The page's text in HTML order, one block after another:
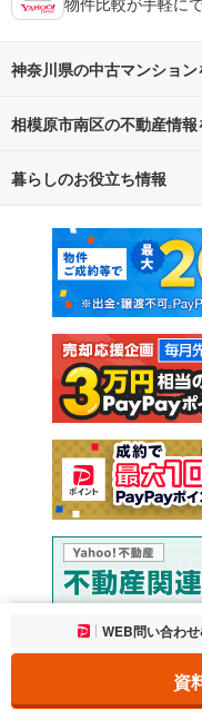
お気に入りに追加し
WEB問い合わ
資
神奈川県の中古マンショ
路線・駅から探す
通勤・通学時間から探す
相模原市南区の不動産情
不動産・住宅
新築マンション
新築一戸建て
注文住宅
売却査定
暮らしのお役立ち情報
マンションカタログ